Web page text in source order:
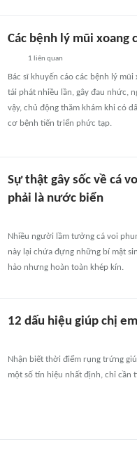
Các bệnh lý mũi xoang
1 liên quan
Bác sĩ khuyến cáo các bệnh lý
tái phát nhiều lần, gây đau nhức,
vậy, chủ động thăm khám khi có
cơ bệnh tiến triển phức tạp.
Sự thật gây sốc về cá
phải là nước biển
Nhiều người lầm tưởng cá voi
này lại chứa đựng những bí mật
hảo nhưng hoàn toàn khép kín.
12 dấu hiệu giúp chị
Nhận biết thời điểm rụng trứng
một số tín hiệu nhất định, chỉ cần